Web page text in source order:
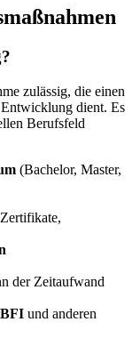
zulässig, die einen
dient. Es
Berufsfeld
(Bachelor, Master,
der Zeitaufwand
und anderen